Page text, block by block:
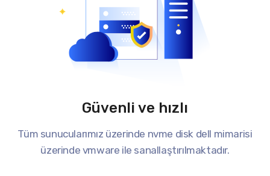
Güvenli ve hızlı
Tüm sunucularımız üzerinde nvme disk dell mimarisi
üzerinde vmware ile sanallaştırılmaktadır.